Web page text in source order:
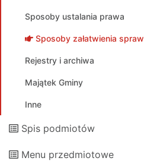
Sposoby ustalania prawa
Sposoby załatwienia spraw
Rejestry i archiwa
Majątek Gminy
Inne
Spis podmiotów
Menu przedmiotowe